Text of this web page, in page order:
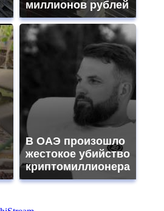
миллионов рублей
В ОАЭ произошло
жестокое убийство
криптомиллионера